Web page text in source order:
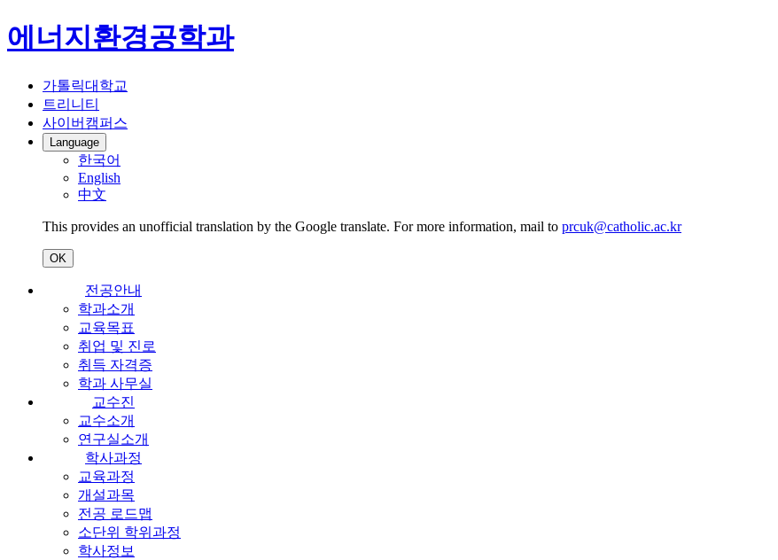
에너지환경공학과
가톨릭대학교
트리니티
사이버캠퍼스
Language
한국어
English
中文
This provides an unofficial translation by the Google translate. For more information, mail to prcuk@catholic.ac.kr
OK
전공안내
학과소개
교육목표
취업 및 진로
취득 자격증
학과 사무실
교수진
교수소개
연구실소개
학사과정
교육과정
개설과목
전공 로드맵
소단위 학위과정
학사정보